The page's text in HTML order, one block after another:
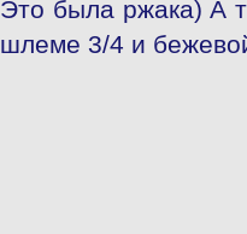
Это была ржака) А
шлеме 3/4 и